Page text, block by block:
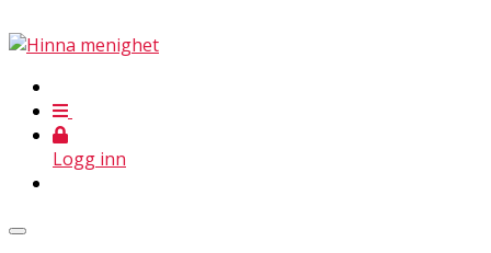
Logg inn